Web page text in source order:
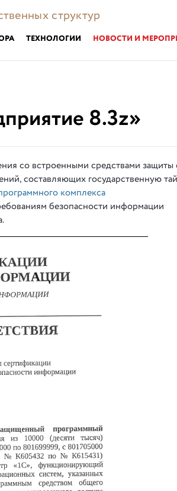
структур
ТЕХНОЛОГИИ НОВОСТИ И
8.3z»
со встроенными средствами защиты
составляющих государственную
комплекса
безопасности информации